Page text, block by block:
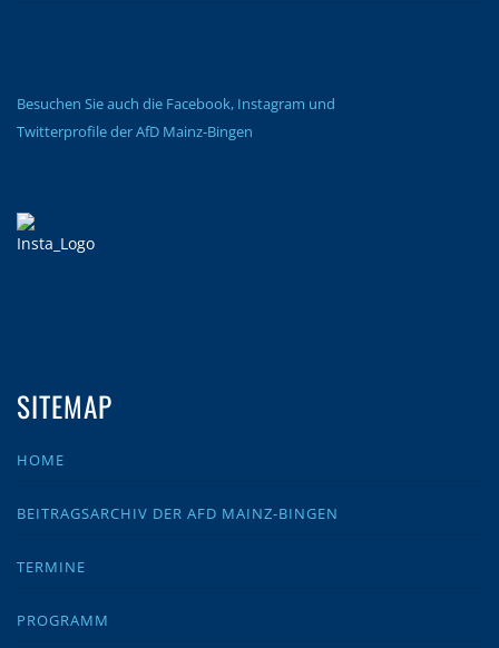
Besuchen Sie auch die Facebook, Instagram und
Twitterprofile der AfD Mainz-Bingen
SITEMAP
HOME
BEITRAGSARCHIV DER AFD MAINZ-BINGEN
TERMINE
PROGRAMM